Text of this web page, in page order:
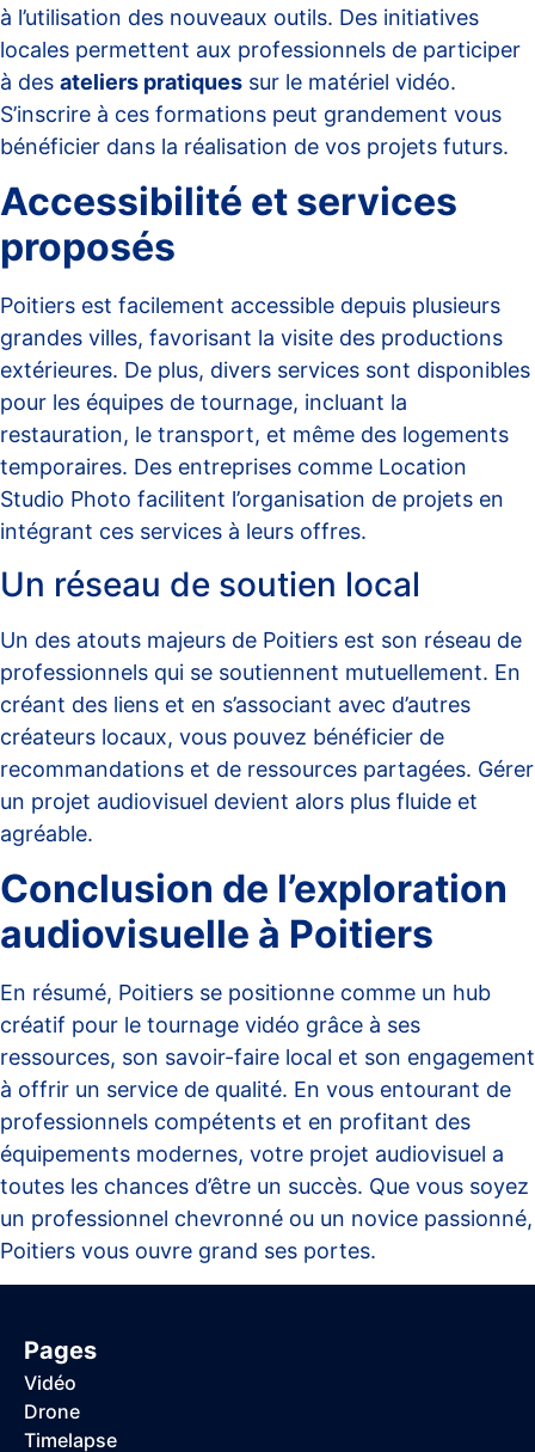
à l’utilisation des nouveaux outils. Des initiatives
locales permettent aux professionnels de participer
à des ateliers pratiques sur le matériel vidéo.
S’inscrire à ces formations peut grandement vous
bénéficier dans la réalisation de vos projets futurs.
Accessibilité et services
proposés
Poitiers est facilement accessible depuis plusieurs
grandes villes, favorisant la visite des productions
extérieures. De plus, divers services sont disponibles
pour les équipes de tournage, incluant la
restauration, le transport, et même des logements
temporaires. Des entreprises comme Location
Studio Photo facilitent l’organisation de projets en
intégrant ces services à leurs offres.
Un réseau de soutien local
Un des atouts majeurs de Poitiers est son réseau de
professionnels qui se soutiennent mutuellement. En
créant des liens et en s’associant avec d’autres
créateurs locaux, vous pouvez bénéficier de
recommandations et de ressources partagées. Gérer
un projet audiovisuel devient alors plus fluide et
agréable.
Conclusion de l’exploration
audiovisuelle à Poitiers
En résumé, Poitiers se positionne comme un hub
créatif pour le tournage vidéo grâce à ses
ressources, son savoir-faire local et son engagement
à offrir un service de qualité. En vous entourant de
professionnels compétents et en profitant des
équipements modernes, votre projet audiovisuel a
toutes les chances d’être un succès. Que vous soyez
un professionnel chevronné ou un novice passionné,
Poitiers vous ouvre grand ses portes.
Pages
Vidéo
Drone
Timelapse